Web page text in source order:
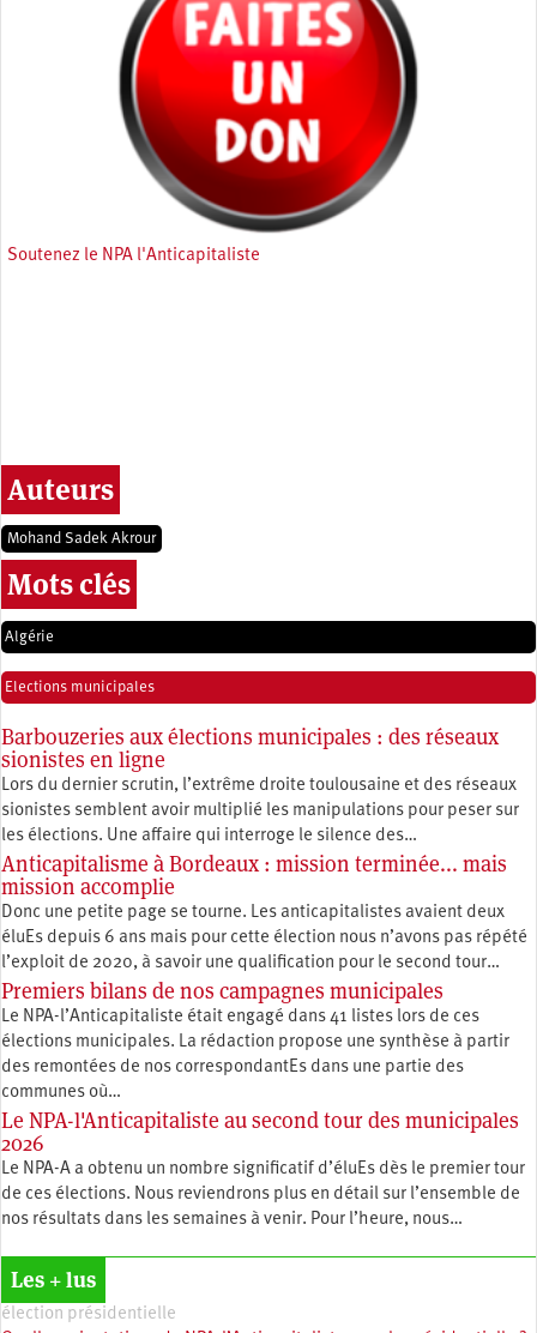
Soutenez le NPA l'Anticapitaliste
Auteurs
Mohand Sadek Akrour
Mots clés
Algérie
Elections municipales
Barbouzeries aux élections municipales : des réseaux
sionistes en ligne
Lors du dernier scrutin, l’extrême droite toulousaine et des réseaux
sionistes semblent avoir multiplié les manipulations pour peser sur
les élections. Une affaire qui interroge le silence des…
Anticapitalisme à Bordeaux : mission terminée... mais
mission accomplie
Donc une petite page se tourne. Les anticapitalistes avaient deux
éluEs depuis 6 ans mais pour cette élection nous n’avons pas répété
l’exploit de 2020, à savoir une qualification pour le second tour…
Premiers bilans de nos campagnes municipales
Le NPA-l’Anticapitaliste était engagé dans 41 listes lors de ces
élections municipales. La rédaction propose une synthèse à partir
des remontées de nos correspondantEs dans une partie des
communes où…
Le NPA-l'Anticapitaliste au second tour des municipales
2026
Le NPA-A a obtenu un nombre significatif d’éluEs dès le premier tour
de ces élections. Nous reviendrons plus en détail sur l’ensemble de
nos résultats dans les semaines à venir. Pour l’heure, nous…
Les + lus
élection présidentielle